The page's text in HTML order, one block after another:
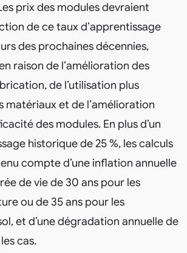
prix des modules devraient
de ce taux d’apprentissage
des prochaines décennies,
raison de l’amélioration des
de l’utilisation plus
matériaux et de l’amélioration
des modules. En plus d’un
historique de 25 %, les calculs
compte d’une inflation annuelle
de vie de 30 ans pour les
ou de 35 ans pour les
et d’une dégradation annuelle de
cas.